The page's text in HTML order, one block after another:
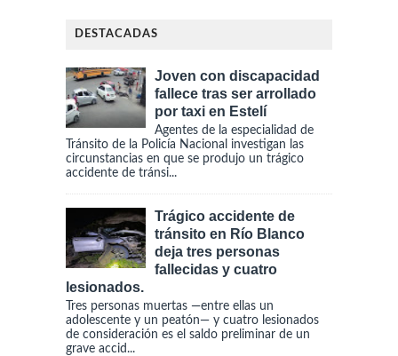
DESTACADAS
Joven con discapacidad
fallece tras ser arrollado
por taxi en Estelí
Agentes de la especialidad de
Tránsito de la Policía Nacional investigan las
circunstancias en que se produjo un trágico
accidente de tránsi...
Trágico accidente de
tránsito en Río Blanco
deja tres personas
fallecidas y cuatro
lesionados.
Tres personas muertas —entre ellas un
adolescente y un peatón— y cuatro lesionados
de consideración es el saldo preliminar de un
grave accid...